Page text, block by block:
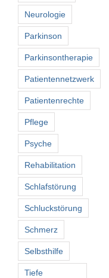
Neurologie
Parkinson
Parkinsontherapie
Patientennetzwerk
Patientenrechte
Pflege
Psyche
Rehabilitation
Schlafstörung
Schluckstörung
Schmerz
Selbsthilfe
Tiefe